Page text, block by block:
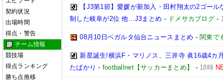
契約状況
出場時間
得点・警告
チーム情報
競技場
得点ランキング
勝ち点推移
【J3第1節】愛媛が新加入・田村翔太の2ゴー
制した岐阜が2位 他…J3まとめ - ドメサカブログ-
08月10日ベガルタ仙台ニュースまとめ - 関東で
新星誕生!横浜F・マリノス、三井寺 眞16歳4カ
たばかり - footballnet【サッカーまとめ】 - 18時